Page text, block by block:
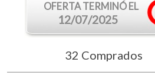
OFERTA TERMINÓ EL
12/07/2025
32 Comprados